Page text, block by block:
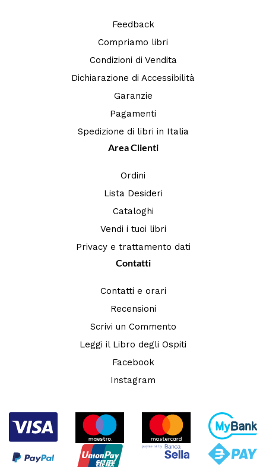
Feedback
Compriamo libri
Condizioni di Vendita
Dichiarazione di Accessibilità
Garanzie
Pagamenti
Spedizione di libri in Italia
Area Clienti
Ordini
Lista Desideri
Cataloghi
Vendi i tuoi libri
Privacy e trattamento dati
Contatti
Contatti e orari
Recensioni
Scrivi un Commento
Leggi il Libro degli Ospiti
Facebook
Instagram